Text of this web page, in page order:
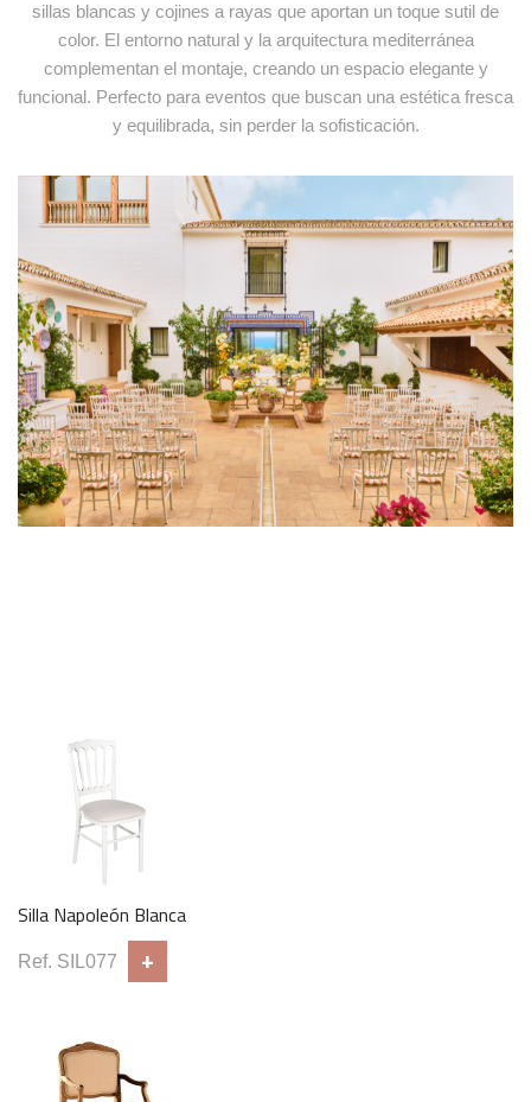
sillas blancas y cojines a rayas que aportan un toque sutil de
color. El entorno natural y la arquitectura mediterránea
complementan el montaje, creando un espacio elegante y
funcional. Perfecto para eventos que buscan una estética fresca
y equilibrada, sin perder la sofisticación.
Silla Napoleón Blanca
Ref. SIL077 +